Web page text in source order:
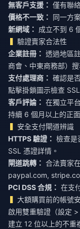
無客戶支援： 僅有聯
價格不一致：
同一方
新網域： 成立不到 6
驗證賣家合法性
企業註冊： 透過地區
商會、中東商務部）
支付處理商： 確認是
點擊掛鎖圖示檢查 SSL
客戶評論： 在獨立平
持續 6 個月以上的正
安全支付閘道辨識
HTTPS 驗證： 檢查是
SSL 憑證詳情。
閘道跳轉： 合法賣家
paypal.com,
PCI DSS 合規： 在支
大額購買前的帳號
啟用雙重驗證（設定 >
建立 12 位以上的不重